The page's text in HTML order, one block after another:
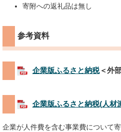
寄附への返礼品は無し
参考資料
企業版ふるさと納税＜外
企業版ふるさと納税(人材
企業が人件費を含む事業費について